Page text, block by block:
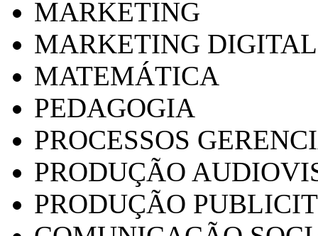
MARKETING
MARKETING DIGITAL
MATEMÁTICA
PEDAGOGIA
PROCESSOS
PRODUÇÃO
PRODUÇÃO